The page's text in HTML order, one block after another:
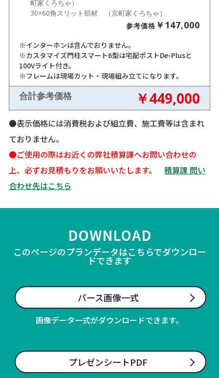
町家くろちゃ）
30×60角スリット部材 （京町家くろちゃ）
参考価格 ￥147,000
※インターホンは含んでおりません。
※カスタマイズ門柱スマート6型は宅配ポストDe-Plusと
100Vライト付き。
※フレームは現場カット・現場組み立てになります。
合計参考価格 ￥449,000
●表示価格には消費税および組立費、施工費等は含まれ
ておりません。
●ご使用の際はお近くの弊社積算課へお問い合わせの
上、必ずお見積もりをお願いいたします。
積算課 問い
合わせ先はこちら
DOWNLOAD
このページのプランデータはこちらでダウンロー
ドできます
パース画像一式
画像データ一式がダウンロードできます。
プレゼンシートPDF